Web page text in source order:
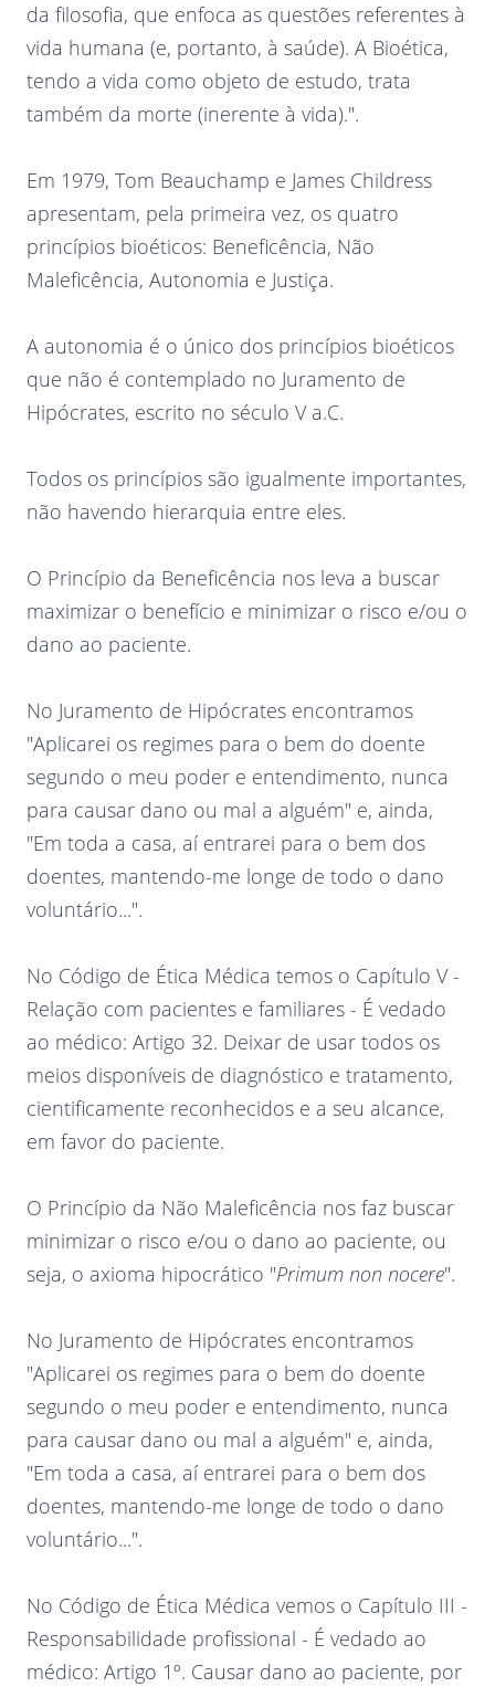
da filosofia, que enfoca as questões referentes à
vida humana (e, portanto, à saúde). A Bioética,
tendo a vida como objeto de estudo, trata
também da morte (inerente à vida).".
Em 1979, Tom Beauchamp e James Childress
apresentam, pela primeira vez, os quatro
princípios bioéticos: Beneficência, Não
Maleficência, Autonomia e Justiça.
A autonomia é o único dos princípios bioéticos
que não é contemplado no Juramento de
Hipócrates, escrito no século V a.C.
Todos os princípios são igualmente importantes,
não havendo hierarquia entre eles.
O Princípio da Beneficência nos leva a buscar
maximizar o benefício e minimizar o risco e/ou o
dano ao paciente.
No Juramento de Hipócrates encontramos
"Aplicarei os regimes para o bem do doente
segundo o meu poder e entendimento, nunca
para causar dano ou mal a alguém" e, ainda,
"Em toda a casa, aí entrarei para o bem dos
doentes, mantendo-me longe de todo o dano
voluntário...".
No Código de Ética Médica temos o Capítulo V -
Relação com pacientes e familiares - É vedado
ao médico: Artigo 32. Deixar de usar todos os
meios disponíveis de diagnóstico e tratamento,
cientificamente reconhecidos e a seu alcance,
em favor do paciente.
O Princípio da Não Maleficência nos faz buscar
minimizar o risco e/ou o dano ao paciente, ou
seja, o axioma hipocrático "Primum non nocere".
No Juramento de Hipócrates encontramos
"Aplicarei os regimes para o bem do doente
segundo o meu poder e entendimento, nunca
para causar dano ou mal a alguém" e, ainda,
"Em toda a casa, aí entrarei para o bem dos
doentes, mantendo-me longe de todo o dano
voluntário...".
No Código de Ética Médica vemos o Capítulo III -
Responsabilidade profissional - É vedado ao
médico: Artigo 1º. Causar dano ao paciente, por